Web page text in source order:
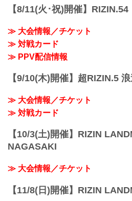
【8/11(火･祝)開催】
≫ 大会情報／チケット
≫ 対戦カード
≫ PPV配信情報
【9/10(木)開催】超RIZIN.5
≫ 大会情報／チケット
≫ 対戦カード
【10/3(土)開催】RIZIN
NAGASAKI
≫ 大会情報／チケット
【11/8(日)開催】RIZIN